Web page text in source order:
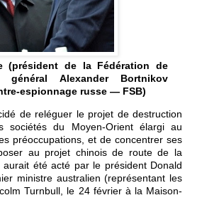
(président de la Fédération de
Alexander Bortnikov
espionnage russe — FSB)
de reléguer le projet de destruction
sociétés du Moyen-Orient élargi au
préoccupations, et de concentrer ses
au projet chinois de route de la
été acté par le président Donald
ministre australien (représentant les
Turnbull, le 24 février à la Maison-